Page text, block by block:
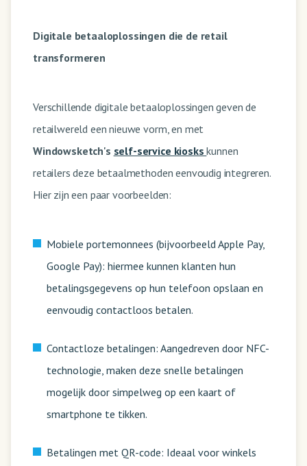
Digitale betaaloplossingen die de retail
transformeren
Verschillende digitale betaaloplossingen geven de
retailwereld een nieuwe vorm, en met
Windowsketch's self-service kioskskunnen
retailers deze betaalmethoden eenvoudig integreren.
Hier zijn een paar voorbeelden:
Mobiele portemonnees (bijvoorbeeld Apple Pay,
Google Pay): hiermee kunnen klanten hun
betalingsgegevens op hun telefoon opslaan en
eenvoudig contactloos betalen.
Contactloze betalingen: Aangedreven door NFC-
technologie, maken deze snelle betalingen
mogelijk door simpelweg op een kaart of
smartphone te tikken.
Betalingen met QR-code: Ideaal voor winkels